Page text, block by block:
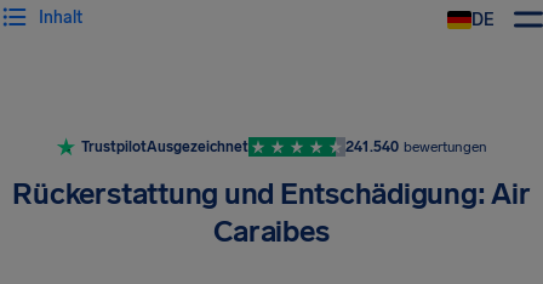
DE
Inhalt
TrustpilotAusgezeichnet 241.540 bewertungen
Rückerstattung und Entschädigung: Air
Caraibes